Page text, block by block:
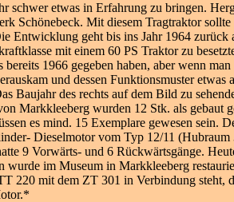
schwer etwas in Erfahrung zu bringen.
Schönebeck. Mit diesem Tragtraktor
Entwicklung geht bis ins Jahr 1964 zurück
mit einem 60 PS Traktor zu
bereits 1966 gegeben haben, aber wenn
und dessen Funktionsmuster etwas
Baujahr des rechts auf dem Bild zu
Markkleeberg wurden 12 Stk. als gebaut
es mind. 15 Exemplare gewesen sein.
Dieselmotor vom Typ 12/11 (Hubraum
9 Vorwärts- und 6 Rückwärtsgänge.
wurde im Museum in Markkleeberg
220 mit dem ZT 301 in Verbindung steht,